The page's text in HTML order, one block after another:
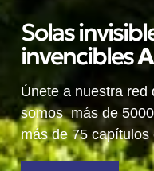
Solas
invenciblesA
Únete a nuestra red
somos más de
más de 75 capítulos